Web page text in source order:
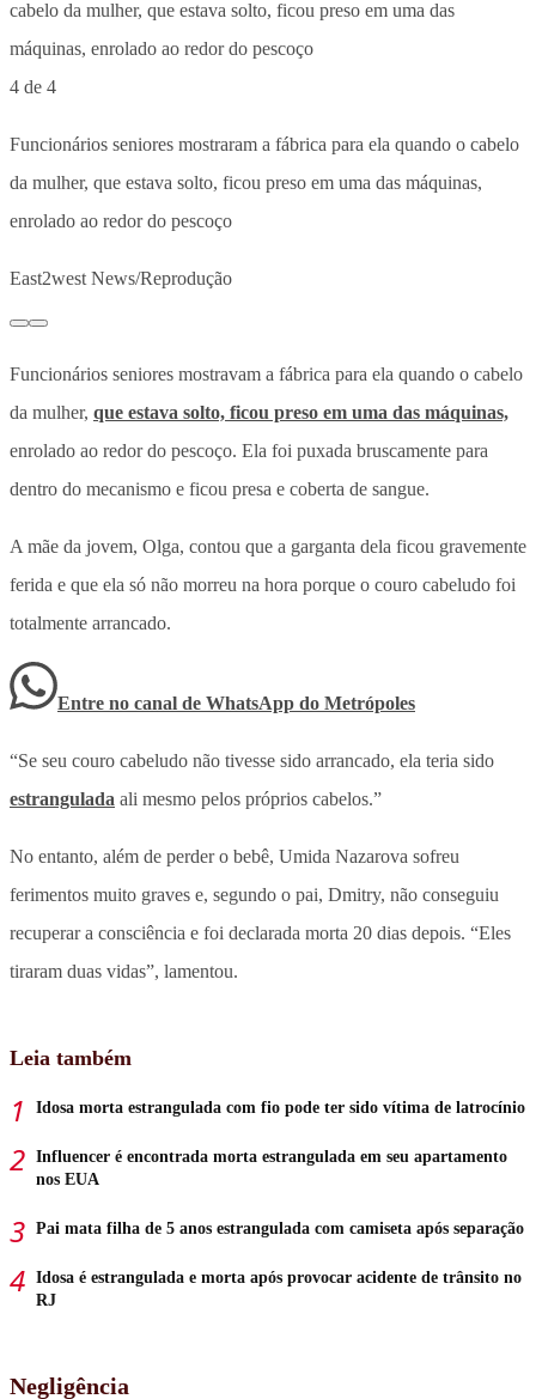
4 de 4
Funcionários seniores mostraram a fábrica para ela quando o cabelo
da mulher, que estava solto, ficou preso em uma das máquinas,
enrolado ao redor do pescoço
East2west News/Reprodução
Funcionários seniores mostravam a fábrica para ela quando o cabelo
da mulher, que estava solto, ficou preso em uma das máquinas,
enrolado ao redor do pescoço. Ela foi puxada bruscamente para
dentro do mecanismo e ficou presa e coberta de sangue.
A mãe da jovem, Olga, contou que a garganta dela ficou gravemente
ferida e que ela só não morreu na hora porque o couro cabeludo foi
totalmente arrancado.
Entre no canal de WhatsApp do Metrópoles
“Se seu couro cabeludo não tivesse sido arrancado, ela teria sido
estrangulada ali mesmo pelos próprios cabelos.”
No entanto, além de perder o bebê, Umida Nazarova sofreu
ferimentos muito graves e, segundo o pai, Dmitry, não conseguiu
recuperar a consciência e foi declarada morta 20 dias depois. “Eles
tiraram duas vidas”, lamentou.
Leia também
Idosa morta estrangulada com fio pode ter sido vítima de latrocínio
Influencer é encontrada morta estrangulada em seu apartamento
nos EUA
Pai mata filha de 5 anos estrangulada com camiseta após separação
Idosa é estrangulada e morta após provocar acidente de trânsito no
RJ
Negligência